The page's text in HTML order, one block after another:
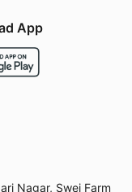
App
Nagar, Swej Farm